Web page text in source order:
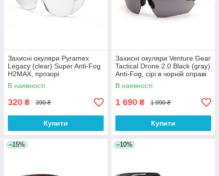
Захисні окуляри Pyramex
Legacy (clear) Super Anti-Fog
H2MAX, прозорі
В наявності
320 ₴ 390 ₴
Купити
Захисні окуляри Venture Gear
Tactical Drone 2.0 Black (gray)
Anti-Fog, сірі в чорній оправі
В наявності
1 690 ₴ 1 990 ₴
Купити
–15% –10%